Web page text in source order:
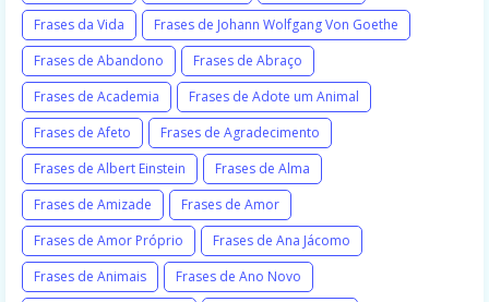
Frases da Vida
Frases de Johann Wolfgang Von Goethe
Frases de Abandono
Frases de Abraço
Frases de Academia
Frases de Adote um Animal
Frases de Afeto
Frases de Agradecimento
Frases de Albert Einstein
Frases de Alma
Frases de Amizade
Frases de Amor
Frases de Amor Próprio
Frases de Ana Jácomo
Frases de Animais
Frases de Ano Novo